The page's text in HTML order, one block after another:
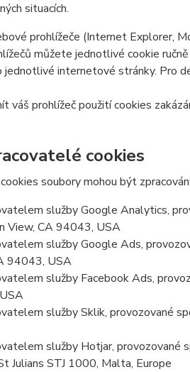
situacích.
prohlížeče (Internet Explorer,
můžete jednotlivé cookie
internetové stránky. Pro
váš prohlížeč použití cookies
cookies
soubory mohou být
služby Google Analytics,
View, CA 94043, USA
služby Google Ads,
94043, USA
služby Facebook Ads,
služby Sklik, provozované
služby Hotjar, provozované
Julians STJ 1000, Malta, Europe